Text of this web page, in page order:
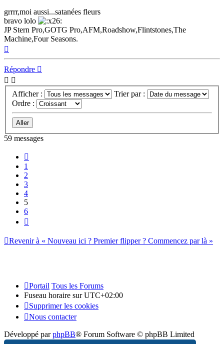
grrrr,moi aussi...satanées fleurs
bravo lolo
JP Stern Pro,GOTG Pro,AFM,Roadshow,Flintstones,The
Machine,Four Seasons.
Répondre
Afficher :
Trier par :
Ordre :
59 messages
1
2
3
4
5
6
Revenir à « Nouveau ici ? Premier flipper ? Commencez par là »
Portail Tous les Forums
Fuseau horaire surUTC+02:00
Supprimer les cookies
Nous contacter
Développé parphpBB® Forum Software © phpBB Limited